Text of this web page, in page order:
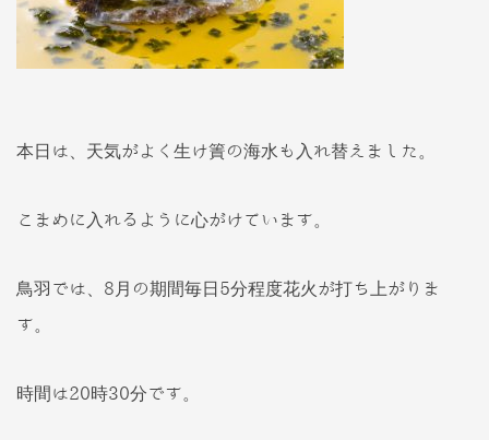
本日は、天気がよく生け簀の海水も入れ替えました。
こまめに入れるように心がけています。
鳥羽では、8月の期間毎日5分程度花火が打ち上がりま
す。
時間は20時30分です。